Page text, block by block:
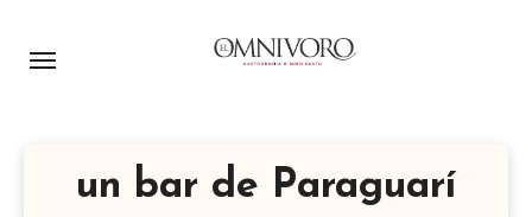
un bar de Paraguarí